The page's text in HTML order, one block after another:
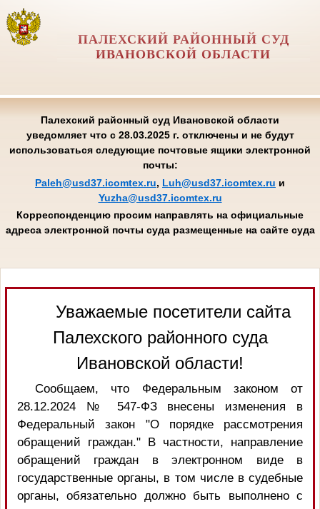
ПАЛЕХСКИЙ РАЙОННЫЙ СУД
ИВАНОВСКОЙ ОБЛАСТИ
Палехский районный суд Ивановской области
уведомляет что с 28.03.2025 г. отключены и не будут
использоваться следующие почтовые ящики электронной
почты:
Paleh@usd37.icomtex.ru, Luh@usd37.icomtex.ru и
Yuzha@usd37.icomtex.ru
Корреспонденцию просим направлять на официальные
адреса электронной почты суда размещенные на сайте суда
Уважаемые посетители сайта
Палехского районного суда
Ивановской области!
Сообщаем, что Федеральным законом от
28.12.2024 № 547-ФЗ внесены изменения в
Федеральный закон "О порядке рассмотрения
обращений граждан." В частности, направление
обращений граждан в электронном виде в
государственные органы, в том числе в судебные
органы, обязательно должно быть выполнено с